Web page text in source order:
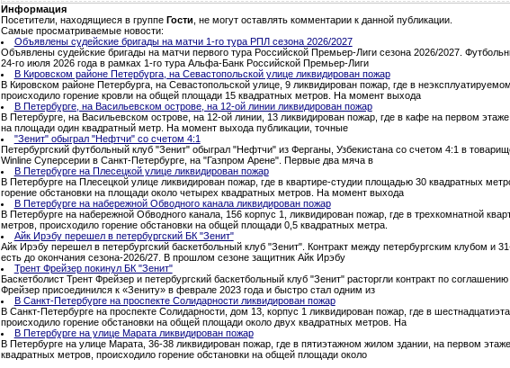
Информация
Посетители, находящиеся в группе Гости , не могут оставлять комментарии к данной публикации.
Самые просматриваемые новости:
Объявлены судейские бригады на матчи 1-го тура РПЛ сезона 2026/2027
Объявлены судейские бригады на матчи первого тура Российской Премьер-Лиги сезона 2026/2027.
24-го июля 2026 года в рамках 1-го тура Альфа-Банк Российской Премьер-Лиги
В Кировском районе Петербурга, на Севастопольской улице ликвидирован пожар
В Кировском районе Петербурга, на Севастопольской улице, 9 ликвидирован пожар, где в
происходило горение кровли на общей площади 15 квадратных метров. На момент выхода
В Петербурге, на Васильевском острове, на 12-ой линии ликвидирован пожар
В Петербурге, на Васильевском острове, на 12-ой линии, 13 ликвидирован пожар, где в кафе на первом
на площади один квадратный метр. На момент выхода публикации, точные
"Зенит" обыграл "Нефтчи" со счетом 4:1
Петербургский футбольный клуб "Зенит" обыграл "Нефтчи" из Ферганы, Узбекистана со счетом 4:1 в
Winline Суперсерии в Санкт-Петербурге, на "Газпром Арене". Первые два мяча в
В Петербурге на Плесецкой улице ликвидирован пожар
В Петербурге на Плесецкой улице ликвидирован пожар, где в квартире-студии площадью 30 квадратных
горение обстановки на площади около четырех квадратных метров. На момент выхода
В Петербурге на набережной Обводного канала ликвидирован пожар
В Петербурге на набережной Обводного канала, 156 корпус 1, ликвидирован пожар, где в трехкомнатной
метров, происходило горение обстановки на общей площади 0,5 квадратных метра.
Айк Ирэбу перешел в петербургский БК "Зенит"
Айк Ирэбу перешел в петербургский баскетбольный клуб "Зенит". Контракт между петербургским клубом и
есть до окончания сезона-2026/27. В прошлом сезоне защитник Айк Ирэбу
Трент Фрейзер покинул БК "Зенит"
Баскетболист Трент Фрейзер и петербургский баскетбольный клуб "Зенит" расторгли контракт по
Фрейзер присоединился к «Зениту» в феврале 2023 года и быстро стал одним из
В Санкт-Петербурге на проспекте Солидарности ликвидирован пожар
В Санкт-Петербурге на проспекте Солидарности, дом 13, корпус 1 ликвидирован пожар, где в
происходило горение обстановки на общей площади около двух квадратных метров. На
В Петербурге на улице Марата ликвидирован пожар
В Петербурге на улице Марата, 36-38 ликвидирован пожар, где в пятиэтажном жилом здании, на первом
квадратных метров, происходило горение обстановки на общей площади около